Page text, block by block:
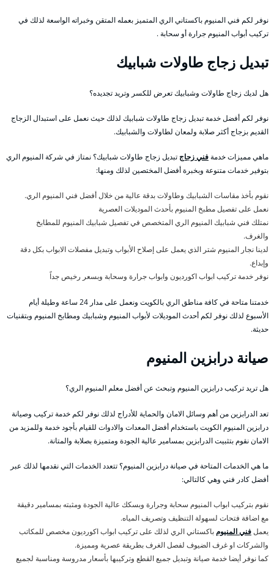
نوفر لكم فني المنيوم باكستاني الري المتميز بعمله المتقن وخبراته الواسعة لذلك في
تركيب أبواب المنيوم جرارة أو سحابة .
تبديل زجاج طاولات شبابيك
هل لديك زجاج طاولات وشبابيك تعرض للكسر وتريد تجديده؟
نوفر لكم أفضل خدمة تبديل زجاج طاولات شبابيك لذلك حيث نعمل على استبدال الزجاج
القديم بزجاج أكثر صلابة ولمعان لطاولات والشبابيك.
ماهي مميزات خدمةفني زجاج تبديل زجاج طاولات شبابيك؟ نمتاز في شركة المنيوم الري
بتوفير خدمات متنوعة وبخبرة أفضل المختصين لذلك ومنها:
نقوم بأخذ مقاسات الشبابيك وطاولات بدقة عالية من خلال أفضل فني المنيوم الري.
نعمل على تفصيل مطبخ المنيوم بأحدث الموديلات العصرية
نمتلك فني شبابيك المنيوم الري المتخصص في تفصيل شبابيك المنيوم للمطابخ
والغرف.
لدينا نجار المنيوم شتر الذي يعمل على إصلاح الأبواب وتبديل مفصلات الابواب بكل دقة
وإبداع.
نوفر خدمة تركيب ابواب اكورديون وابواب جرارة وسحابة وبسعر رخيص جداً
خدمتنا متاحة في كافة مناطق الري بالكويت ونعمل على مدار 24 ساعة وطيلة أيام
الأسبوع لذلك نوفر لكم أحدث الموديلات لأبواب المنيوم وشبابيك ومطابخ المنيوم وبتقنيات
حديثة.
صيانة درابزين المنيوم
هل تريد تركيب درابزين المنيوم وتبحث عن أفضل معلم المنيوم الري؟
تعد الدرابزين من أهم وسائل الامان والحماية للأدراج لذلك نوفر لكم خدمة تركيب وصيانة
درابزين المنيوم الكويت باستخدام أفضل المعدات والادوات للقيام بأجود خدمة وللمزيد من
الامان نقوم بتثبيت الدرابزين بمسامير عالية الجودة ومتميزة بصلابة والمتانة.
ما هي الخدمات المتاحة في صيانة درابزين المنيوم؟ تتعدد الخدمات التي نقدمها لذلك عبر
أفضل كادر فني وهي كالتالي:
نقوم بتركيب ابواب المنيوم سحابة وجرارة وبسكك عالية الجودة ومثبته بمسامير دقيقة
مع اضافة فتحات لسهولة التنظيف وتصريف المياه.
يعملفني المنيومباكستاني الري لذلك على تركيب ابواب اكورديون مخصص للمكاتب
والشركات او غرف الضيوف لفصل الغرف بطريقة عصرية ومميزة.
كما نوفر أيضا خدمة صيانة وتبديل جميع القطع وتركيبها بأسعار مدروسة ومناسبة لجميع